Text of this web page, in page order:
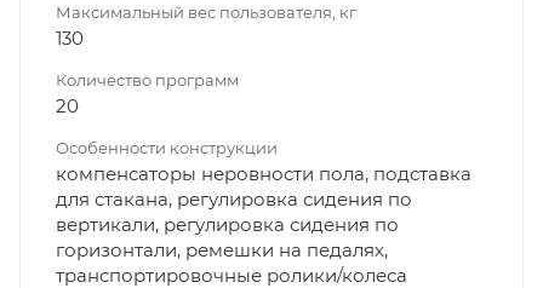
Максимальный вес пользователя, кг
130
Количество программ
20
Особенности конструкции
компенсаторы неровности пола, подставка
для стакана, регулировка сидения по
вертикали, регулировка сидения по
горизонтали, ремешки на педалях,
транспортировочные ролики/колеса